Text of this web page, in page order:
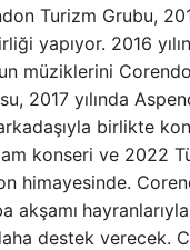
Turizm Grubu,
yapıyor. 2016
müziklerini
2017 yılında
birlikte
konseri ve 2022
himayesinde.
akşamı
destek verecek.